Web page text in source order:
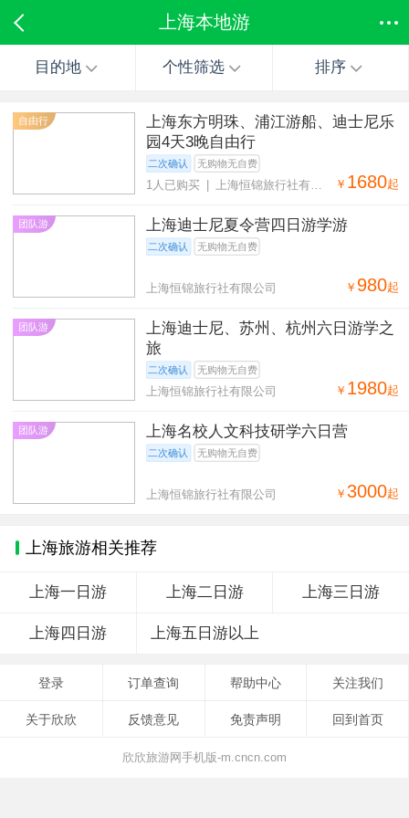
上海本地游
目的地 个性筛选 排序
自由行
上海东方明珠、浦江游船、迪士尼乐
园4天3晚自由行
二次确认 无购物无自费
￥ 1680起
1人已购买 | 上海恒锦旅行社有限
团队游 上海迪士尼夏令营四日游学游
二次确认 无购物无自费
￥ 980起
上海恒锦旅行社有限公司
团队游
上海迪士尼、苏州、杭州六日游学之
旅
二次确认 无购物无自费
￥ 1980起
上海恒锦旅行社有限公司
团队游 上海名校人文科技研学六日营
二次确认 无购物无自费
￥ 3000起
上海恒锦旅行社有限公司
上海旅游相关推荐
上海一日游 上海二日游 上海三日游
上海四日游 上海五日游以上
登录 订单查询 帮助中心 关注我们
关于欣欣 反馈意见 免责声明 回到首页
欣欣旅游网手机版-m.cncn.com